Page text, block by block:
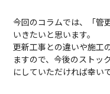
今回のコラムでは、「管
いきたいと思います。
更新工事との違いや施工
ますので、今後のストッ
にしていただければ幸いで